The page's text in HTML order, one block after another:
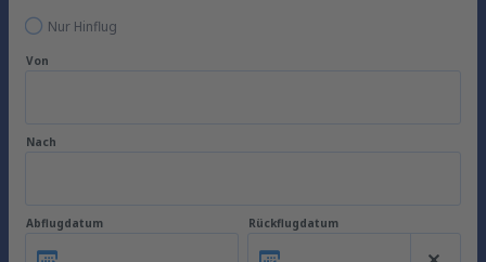
Nur Hinflug
Von
Nach
Abflugdatum Rückflugdatum